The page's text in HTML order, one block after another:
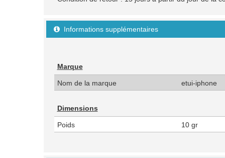
 Informations supplémentaires
Marque
Nom de la marque etui-iphone
Dimensions
Poids 10 gr